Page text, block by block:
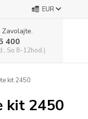
EUR
Zavolajte.
400
So 8-12hod.)
kit 2450
kit 2450